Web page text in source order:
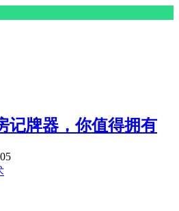
记牌器，你值得拥有